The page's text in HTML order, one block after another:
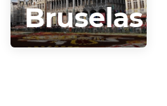
Bruselas